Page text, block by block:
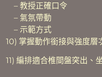
– 教授正確口令
– 氣氛帶動
– 示範方式
10) 掌握動作銜接與強度層
11) 編排適合椎間盤突出 、